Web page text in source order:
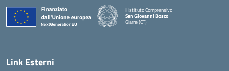
II Istituto Comprensivo
San Giovanni Bosco
Giarre (CT)
Link Esterni